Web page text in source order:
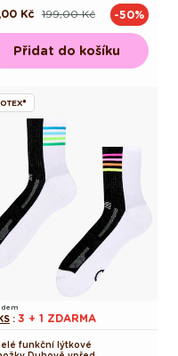
199,00 Kč
Kč -50%
Přidat do košíku
: 3 + 1 ZDARMA
funkční lýtkové